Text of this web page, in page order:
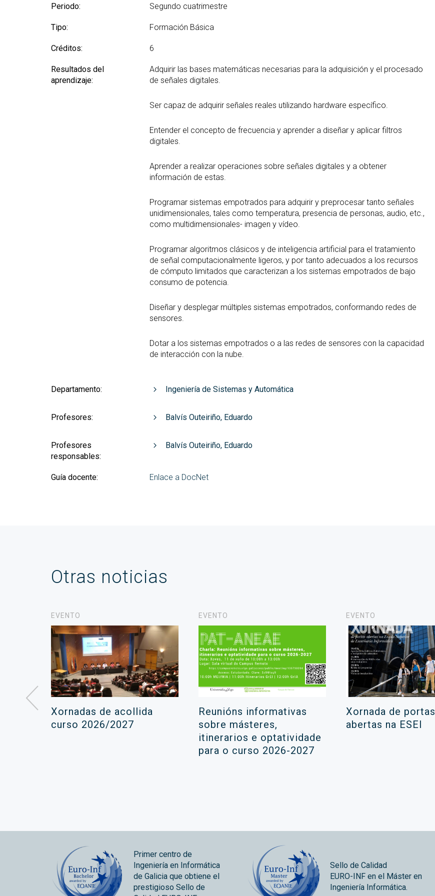
Periodo: Segundo cuatrimestre
Tipo: Formación Básica
Créditos: 6
Resultados del
aprendizaje:
Adquirir las bases matemáticas necesarias para la adquisición y el procesado
de señales digitales.
Ser capaz de adquirir señales reales utilizando hardware específico.
Entender el concepto de frecuencia y aprender a diseñar y aplicar filtros
digitales.
Aprender a realizar operaciones sobre señales digitales y a obtener
información de estas.
Programar sistemas empotrados para adquirir y preprocesar tanto señales
unidimensionales, tales como temperatura, presencia de personas, audio, etc.,
como multidimensionales- imagen y vídeo.
Programar algoritmos clásicos y de inteligencia artificial para el tratamiento
de señal computacionalmente ligeros, y por tanto adecuados a los recursos
de cómputo limitados que caracterizan a los sistemas empotrados de bajo
consumo de potencia.
Diseñar y desplegar múltiples sistemas empotrados, conformando redes de
sensores.
Dotar a los sistemas empotrados o a las redes de sensores con la capacidad
de interacción con la nube.
Departamento: Ingeniería de Sistemas y Automática
Profesores: Balvís Outeiriño, Eduardo
Profesores
responsables:
Balvís Outeiriño, Eduardo
Guía docente: Enlace a DocNet
Otras noticias
EVENTO
Xornadas de acollida
curso 2026/2027
EVENTO
Reunións informativas
sobre másteres,
itinerarios e optatividade
para o curso 2026-2027
EVENTO
Xornada de portas
abertas na ESEI
Primer centro de
Ingeniería en Informática
de Galicia que obtiene el
prestigioso Sello de
Sello de Calidad
EURO-INF en el Máster en
Ingeniería Informática.